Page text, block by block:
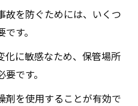
故を防ぐためには、いくつ
す。
化に敏感なため、保管場所
です。
剤を使用することが有効で